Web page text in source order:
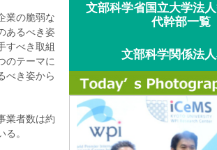
業の脆弱な
あるべき姿
すべき取組
のテーマに
べき姿から
業者数は約
。
文部科学省国立大学法
代幹部一覧
文部科学関係法